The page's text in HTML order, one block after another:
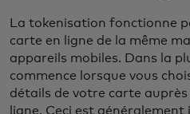
La tokenisation fonctionne
carte en ligne de la même
appareils mobiles. Dans la
commence lorsque vous
détails de votre carte auprès
ligne. Ceci est généralement